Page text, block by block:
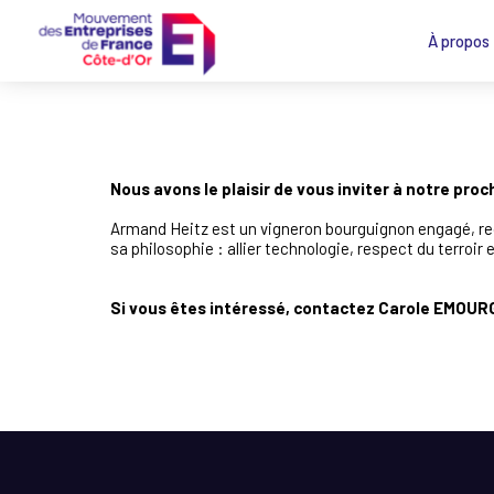
À propos
Nous avons le plaisir de vous inviter à notre
Armand Heitz est un vigneron bourguignon engagé,
sa philosophie : allier technologie, respect du
Si vous êtes intéressé, contactez Carole